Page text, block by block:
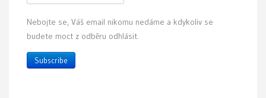
Nebojte se, Váš email nikomu nedáme a kdykoliv se
budete moct z odběru odhlásit.
Subscribe